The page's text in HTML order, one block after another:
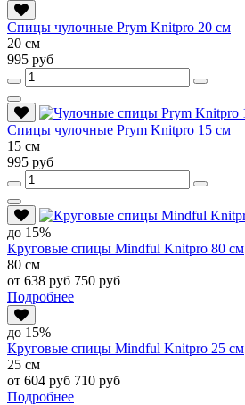
Спицы чулочные Prym Knitpro 20 см
20 см
995 руб
Спицы чулочные Prym Knitpro 15 см
15 см
995 руб
до 15%
Круговые спицы Mindful Knitpro 80 см
80 см
от 638 руб 750 руб
Подробнее
до 15%
Круговые спицы Mindful Knitpro 25 см
25 см
от 604 руб 710 руб
Подробнее